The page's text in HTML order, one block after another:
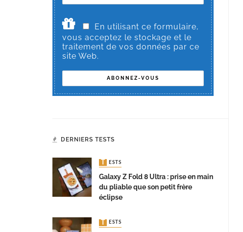
En utilisant ce formulaire,
vous acceptez le stockage et le
traitement de vos données par ce
site Web.
DERNIERS TESTS
TESTS
Galaxy Z Fold 8 Ultra : prise en main
du pliable que son petit frère
éclipse
TESTS